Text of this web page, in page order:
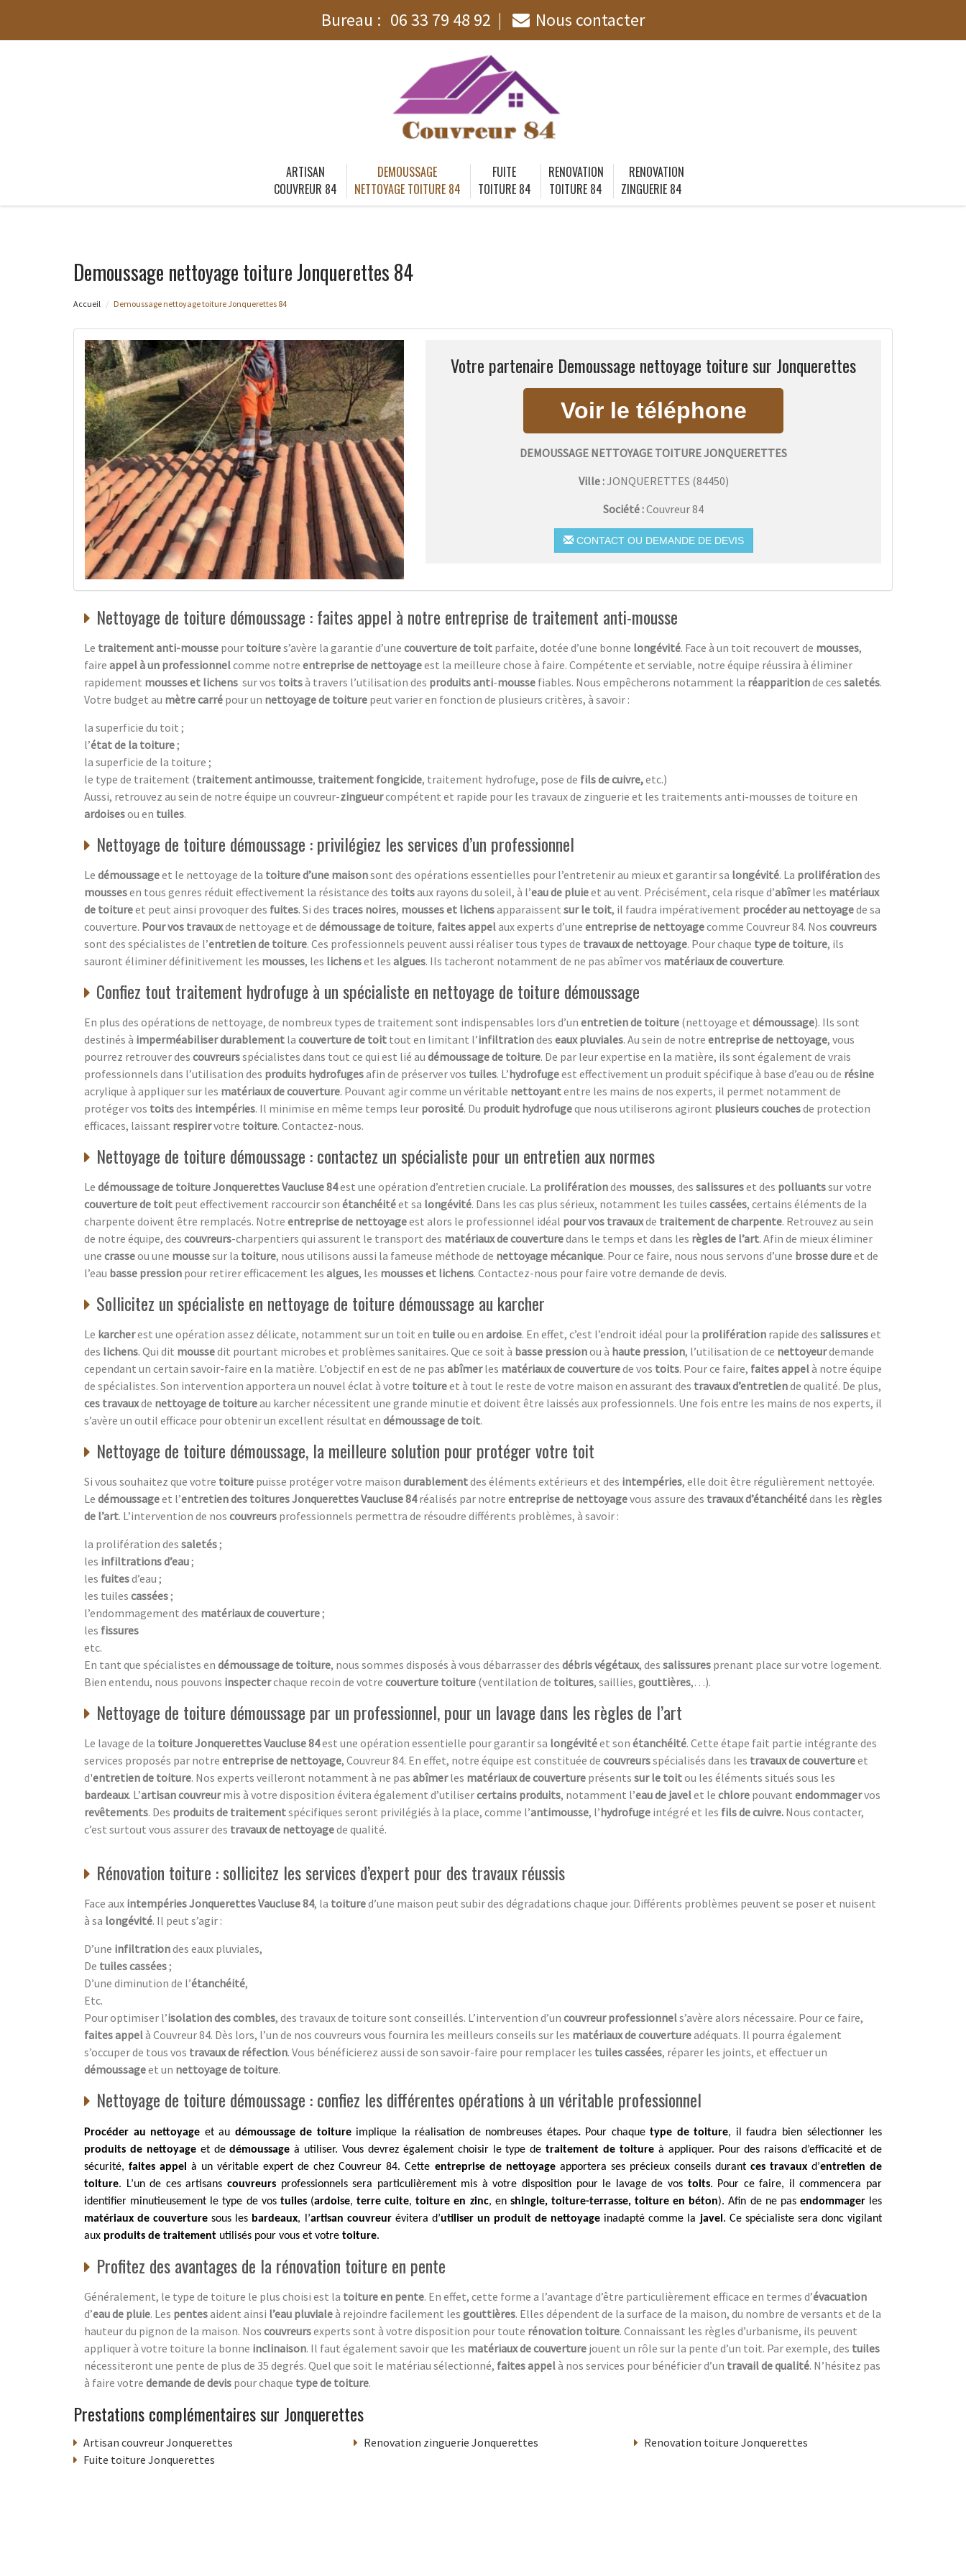
Bureau : 06 33 79 48 92 Nous contacter
ARTISAN
COUVREUR 84
DEMOUSSAGE
NETTOYAGE TOITURE 84
FUITE
TOITURE 84
RENOVATION
TOITURE 84
RENOVATION
ZINGUERIE 84
Demoussage nettoyage toiture Jonquerettes 84
Accueil Demoussage nettoyage toiture Jonquerettes 84
Votre partenaire Demoussage nettoyage toiture sur Jonquerettes
DEMOUSSAGE NETTOYAGE TOITURE JONQUERETTES
Ville :JONQUERETTES (84450)
Société :Couvreur 84
CONTACT OU DEMANDE DE DEVIS
Nettoyage de toiture démoussage : faites appel à notre entreprise de traitement anti-mousse
Le traitement anti-mousse pour toitures’avère la garantie d’une couverture de toit parfaite, dotée d’une bonne longévité. Face à un toit recouvert de mousses,
faire appel à un professionnelcomme notre entreprise de nettoyageest la meilleure chose à faire. Compétente et serviable, notre équipe réussira à éliminer
rapidement mousses et lichens sur vos toitsà travers l’utilisation des produits anti-mousse fiables. Nous empêcherons notamment la réapparitionde ces saletés.
Votre budget au mètre carré pour un nettoyage de toiture peut varier en fonction de plusieurs critères, à savoir :
la superficie du toit ;
l’état de la toiture ;
la superficie de la toiture ;
le type de traitement (traitement antimousse, traitement fongicide, traitement hydrofuge, pose de fils de cuivre,etc.)
Aussi, retrouvez au sein de notre équipe un couvreur-zingueurcompétent et rapide pour les travaux de zinguerie et les traitements anti-mousses de toiture en
ardoisesou en tuiles.
Nettoyage de toiture démoussage : privilégiez les services d’un professionnel
Le démoussageet le nettoyage de la toiture d’une maisonsont des opérations essentielles pour l’entretenir au mieux et garantir sa longévité. La proliférationdes
moussesen tous genres réduit effectivement la résistance des toitsaux rayons du soleil, à l’eau de pluieet au vent. Précisément, cela risque d’abîmerles matériaux
de toitureet peut ainsi provoquer des fuites. Si des traces noires, mousses et lichensapparaissent sur le toit, il faudra impérativement procéder au nettoyagede sa
couverture. Pour vos travauxde nettoyage et de démoussage de toiture, faites appelaux experts d’une entreprise de nettoyagecomme Couvreur 84. Nos couvreurs
sont des spécialistes de l’entretien de toiture. Ces professionnels peuvent aussi réaliser tous types de travaux de nettoyage. Pour chaque type de toiture, ils
sauront éliminer définitivement les mousses, les lichenset les algues. Ils tacheront notamment de ne pas abîmer vos matériaux de couverture.
Confiez tout traitement hydrofuge à un spécialiste en nettoyage de toiture démoussage
En plus des opérations de nettoyage, de nombreux types de traitement sont indispensables lors d’un entretien de toiture (nettoyage et démoussage). Ils sont
destinés à imperméabiliser durablement la couverture de toit tout en limitant l’infiltrationdes eaux pluviales. Au sein de notre entreprise de nettoyage, vous
pourrez retrouver des couvreursspécialistes dans tout ce qui est lié au démoussage de toiture. De par leur expertise en la matière, ils sont également de vrais
professionnels dans l’utilisation des produits hydrofugesafin de préserver vos tuiles. L’hydrofugeest effectivement un produit spécifique à base d’eau ou de résine
acrylique à appliquer sur les matériaux de couverture. Pouvant agir comme un véritable nettoyantentre les mains de nos experts, il permet notamment de
protéger vos toitsdes intempéries. Il minimise en même temps leur porosité. Du produit hydrofugeque nous utiliserons agiront plusieurs couchesde protection
efficaces, laissant respirervotre toiture. Contactez-nous.
Nettoyage de toiture démoussage : contactez un spécialiste pour un entretien aux normes
Le démoussage de toiture Jonquerettes Vaucluse 84est une opération d’entretien cruciale. La proliférationdes mousses, des salissureset des polluantssur votre
couverture de toit peut effectivement raccourcir son étanchéitéet sa longévité. Dans les cas plus sérieux, notamment les tuiles cassées, certains éléments de la
charpente doivent être remplacés. Notre entreprise de nettoyageest alors le professionnel idéal pour vos travauxde traitement de charpente. Retrouvez au sein
de notre équipe, des couvreurs-charpentiers qui assurent le transport des matériaux de couverturedans le temps et dans les règles de l’art. Afin de mieux éliminer
une crasseou une moussesur la toiture, nous utilisons aussi la fameuse méthode de nettoyage mécanique. Pour ce faire, nous nous servons d’une brosse dureet de
l’eau basse pression pour retirer efficacement les algues, les mousses et lichens. Contactez-nous pour faire votre demande de devis.
Sollicitez un spécialiste en nettoyage de toiture démoussage au karcher
Le karcherest une opération assez délicate, notamment sur un toit en tuileou en ardoise. En effet, c’est l’endroit idéal pour la prolifération rapide des salissureset
des lichens. Qui dit moussedit pourtant microbes et problèmes sanitaires. Que ce soit à basse pressionou à haute pression, l’utilisation de ce nettoyeurdemande
cependant un certain savoir-faire en la matière. L’objectif en est de ne pas abîmerles matériaux de couverturede vos toits. Pour ce faire, faites appelà notre équipe
de spécialistes. Son intervention apportera un nouvel éclat à votre toitureet à tout le reste de votre maison en assurant des travaux d’entretiende qualité. De plus,
ces travauxde nettoyage de toitureau karcher nécessitent une grande minutie et doivent être laissés aux professionnels. Une fois entre les mains de nos experts, il
s’avère un outil efficace pour obtenir un excellent résultat en démoussage de toit.
Nettoyage de toiture démoussage, la meilleure solution pour protéger votre toit
Si vous souhaitez que votre toiture puisse protéger votre maison durablementdes éléments extérieurs et des intempéries, elle doit être régulièrement nettoyée.
Le démoussageet l’entretien des toitures Jonquerettes Vaucluse 84réalisés par notre entreprise de nettoyagevous assure des travaux d’étanchéitédans les règles
de l’art. L’intervention de nos couvreurs professionnels permettra de résoudre différents problèmes, à savoir :
la prolifération des saletés ;
les infiltrations d’eau ;
les fuitesd’eau ;
les tuiles cassées ;
l’endommagement des matériaux de couverture ;
les fissures
etc.
En tant que spécialistes en démoussage de toiture, nous sommes disposés à vous débarrasser des débris végétaux, des salissures prenant place sur votre logement.
Bien entendu, nous pouvons inspecterchaque recoin de votre couverture toiture (ventilation de toitures, saillies, gouttières,…).
Nettoyage de toiture démoussage par un professionnel, pour un lavage dans les règles de l’art
Le lavage de la toiture Jonquerettes Vaucluse 84est une opération essentielle pour garantir sa longévitéet son étanchéité. Cette étape fait partie intégrante des
services proposés par notre entreprise de nettoyage, Couvreur 84. En effet, notre équipe est constituée de couvreursspécialisés dans les travaux de couvertureet
d'entretien de toiture. Nos experts veilleront notamment à ne pas abîmerles matériaux de couverture présents sur le toitou les éléments situés sous les
bardeaux. L’artisan couvreurmis à votre disposition évitera également d’utilisercertains produits, notamment l’eau de javelet le chlore pouvant endommagervos
revêtements. Des produits de traitementspécifiques seront privilégiés à la place, comme l’antimousse, l’hydrofuge intégré et les fils de cuivre. Nous contacter,
c’est surtout vous assurer des travaux de nettoyagede qualité.
Rénovation toiture : sollicitez les services d’expert pour des travaux réussis
Face aux intempéries Jonquerettes Vaucluse 84, la toitured’une maison peut subir des dégradations chaque jour. Différents problèmes peuvent se poser et nuisent
à sa longévité. Il peut s’agir :
D’une infiltrationdes eaux pluviales,
De tuiles cassées ;
D’une diminution de l’étanchéité,
Etc.
Pour optimiser l’isolation des combles, des travaux de toiture sont conseillés. L’intervention d’un couvreur professionnels’avère alors nécessaire. Pour ce faire,
faites appelà Couvreur 84. Dès lors, l’un de nos couvreurs vous fournira les meilleurs conseils sur les matériaux de couvertureadéquats. Il pourra également
s’occuper de tous vos travaux de réfection. Vous bénéficierez aussi de son savoir-faire pour remplacer les tuiles cassées, réparer les joints, et effectuer un
démoussageet un nettoyage de toiture.
Nettoyage de toiture démoussage : confiez les différentes opérations à un véritable professionnel
Procéder au nettoyage et au démoussage de toiture implique la réalisation de nombreuses étapes. Pour chaquetype de toiture, il faudra bien sélectionner les
produits de nettoyage et dedémoussage à utiliser. Vous devrez également choisir le type detraitement de toiture à appliquer. Pour des raisons d’efficacité et de
sécurité,faites appel à un véritable expert de chez Couvreur 84. Cette entreprise de nettoyageapportera ses précieux conseils durant ces travauxd’entretien de
toiture. L’un de ces artisans couvreurs professionnels sera particulièrement mis à votre disposition pour le lavage de vos toits. Pour ce faire, il commencera par
identifier minutieusement le type de vos tuiles(ardoise, terre cuite,toiture en zinc, en shingle, toiture-terrasse, toiture en béton). Afin de ne pas endommagerles
matériaux de couverture sous les bardeaux, l’artisan couvreur évitera d’utiliser un produit de nettoyage inadapté comme la javel . Ce spécialiste sera donc vigilant
aux produits de traitement utilisés pour vous et votre toiture.
Profitez des avantages de la rénovation toiture en pente
Généralement, le type de toiture le plus choisi est la toiture en pente. En effet, cette forme a l’avantage d’être particulièrement efficace en termes d’évacuation
d’eau de pluie. Les pentesaident ainsi l’eau pluvialeà rejoindre facilement les gouttières. Elles dépendent de la surface de la maison, du nombre de versants et de la
hauteur du pignon de la maison. Nos couvreursexperts sont à votre disposition pour toute rénovation toiture. Connaissant les règles d’urbanisme, ils peuvent
appliquer à votre toiture la bonne inclinaison. Il faut également savoir que les matériaux de couverture jouent un rôle sur la pente d’un toit. Par exemple, des tuiles
nécessiteront une pente de plus de 35 degrés. Quel que soit le matériau sélectionné, faites appelà nos services pour bénéficier d’un travail de qualité. N’hésitez pas
à faire votre demande de devis pour chaque type de toiture.
Prestations complémentaires sur Jonquerettes
Artisan couvreur Jonquerettes
Fuite toiture Jonquerettes
Renovation zinguerie Jonquerettes Renovation toiture Jonquerettes